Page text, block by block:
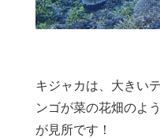
キジャカは、大きい
ンゴが菜の花畑のよ
が見所です！